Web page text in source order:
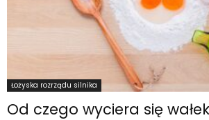
Łożyska rozrządu silnika
Od czego wyciera się